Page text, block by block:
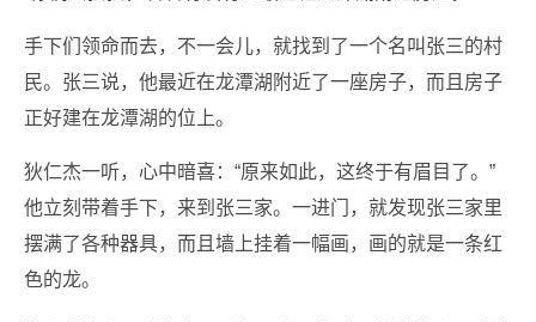
手下们领命而去，不一会儿，就找到了一个名叫张三的村
民。张三说，他最近在龙潭湖附近了一座房子，而且房子
正好建在龙潭湖的位上。
狄仁杰一听，心中暗喜：“原来如此，这终于有眉目了。”
他立刻带着手下，来到张三家。一进门，就发现张三家里
摆满了各种器具，而且墙上挂着一幅画，画的就是一条红
色的龙。